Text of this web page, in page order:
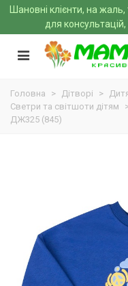
Шановні клієнти, на жаль,
для
Головна > Дітворі >
Светри та світшоти дітям
ДЖ325 (845)